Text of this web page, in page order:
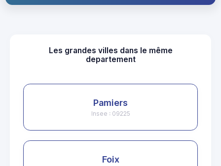
Les grandes villes dans le même
departement
Pamiers
Insee : 09225
Foix